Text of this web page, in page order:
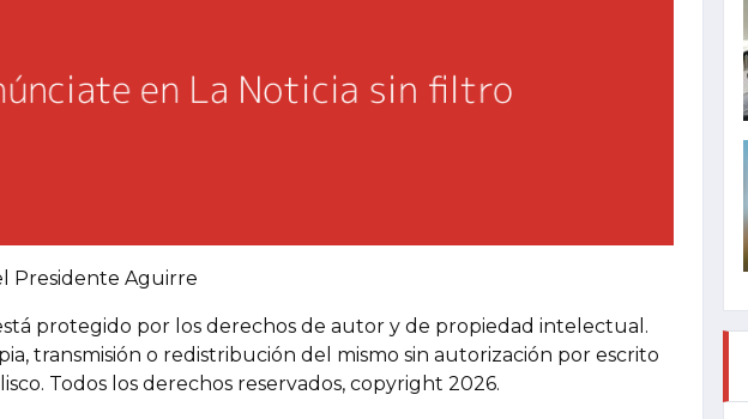
Presidente Aguirre
protegido por los derechos de autor y de propiedad intelectual.
transmisión o redistribución del mismo sin autorización por escrito
Todos los derechos reservados, copyright 2026.